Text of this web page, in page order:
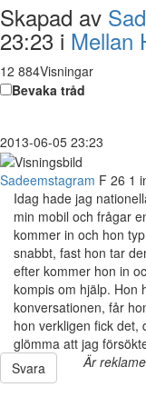
Skapad av
23:23 i Mellan
12 884Visningar
Bevaka tråd
2013-06-05 23:23
Sadeemstagram F 26 1
Idag hade jag
min mobil och frågar
kommer in och hon
snabbt, fast hon tar
efter kommer hon in
kompis om hjälp. Hon
konversationen, får
hon verkligen fick det,
glömma att jag
Svara
Är